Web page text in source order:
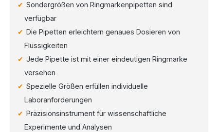
Sondergrößen von Ringmarkenpipetten sind
verfügbar
Die Pipetten erleichtern genaues Dosieren von
Flüssigkeiten
Jede Pipette ist mit einer eindeutigen Ringmarke
versehen
Spezielle Größen erfüllen individuelle
Laboranforderungen
Präzisionsinstrument für wissenschaftliche
Experimente und Analysen